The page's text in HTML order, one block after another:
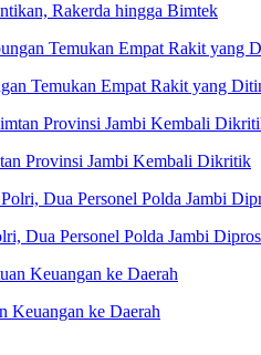
Rakerda hingga Bimtek
Temukan Empat Rakit yang
Provinsi Jambi Kembali Dikritik
Dua Personel Polda Jambi
Keuangan ke Daerah